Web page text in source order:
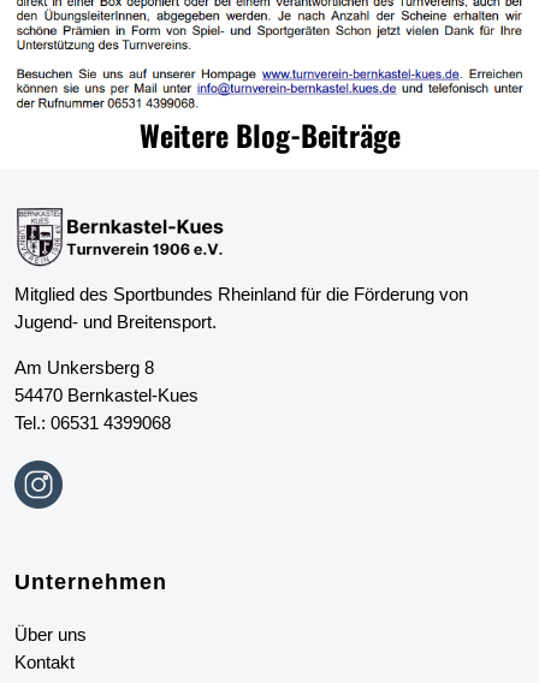
Weitere Blog-Beiträge
Mitglied des Sportbundes Rheinland für die Förderung von
Jugend- und Breitensport.
Am Unkersberg 8
54470 Bernkastel-Kues
Tel.: 06531 4399068
Unternehmen
Über uns
Kontakt